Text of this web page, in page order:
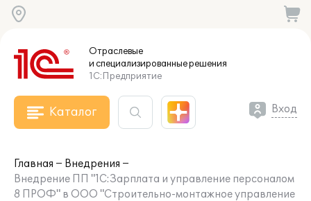
Отраслевые
и специализированныерешения
1С:Предприятие
Каталог Вход
Главная
Внедрения
Внедрение ПП "1С:Зарплата и управление персоналом
8 ПРОФ" в ООО "Строительно-монтажное управление